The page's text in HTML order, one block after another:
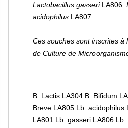
Lactobacillus gasseri LA806
acidophilus LA807
Ces souches sont inscrites à
de Culture de
B. Lactis LA304 B. Bifidum
Breve LA805 Lb. acidophilus
LA801 Lb. gasseri LA806